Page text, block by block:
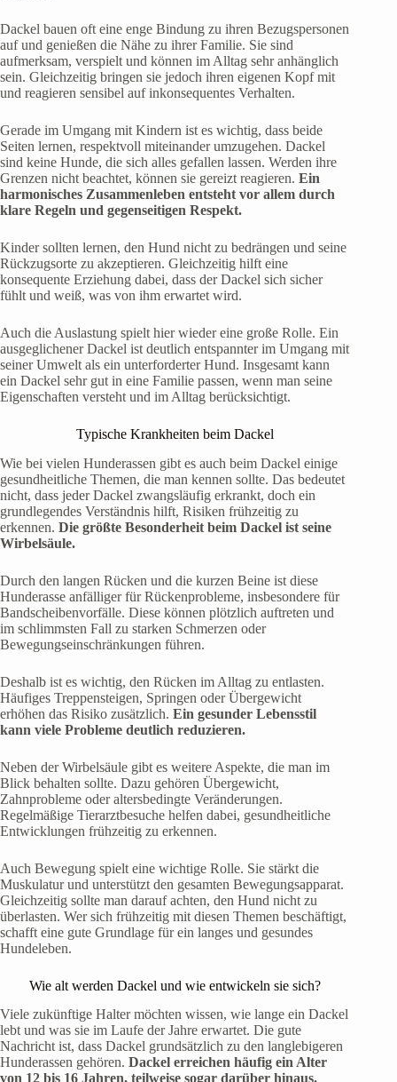
Dackel bauen oft eine enge Bindung zu ihren Bezugspersonen
auf und genießen die Nähe zu ihrer Familie. Sie sind
aufmerksam, verspielt und können im Alltag sehr anhänglich
sein. Gleichzeitig bringen sie jedoch ihren eigenen Kopf mit
und reagieren sensibel auf inkonsequentes Verhalten.
Gerade im Umgang mit Kindern ist es wichtig, dass beide
Seiten lernen, respektvoll miteinander umzugehen. Dackel
sind keine Hunde, die sich alles gefallen lassen. Werden ihre
Grenzen nicht beachtet, können sie gereizt reagieren. Ein
harmonisches Zusammenleben entsteht vor allem durch
klare Regeln und gegenseitigen Respekt.
Kinder sollten lernen, den Hund nicht zu bedrängen und seine
Rückzugsorte zu akzeptieren. Gleichzeitig hilft eine
konsequente Erziehung dabei, dass der Dackel sich sicher
fühlt und weiß, was von ihm erwartet wird.
Auch die Auslastung spielt hier wieder eine große Rolle. Ein
ausgeglichener Dackel ist deutlich entspannter im Umgang mit
seiner Umwelt als ein unterforderter Hund. Insgesamt kann
ein Dackel sehr gut in eine Familie passen, wenn man seine
Eigenschaften versteht und im Alltag berücksichtigt.
Typische Krankheiten beim Dackel
Wie bei vielen Hunderassen gibt es auch beim Dackel einige
gesundheitliche Themen, die man kennen sollte. Das bedeutet
nicht, dass jeder Dackel zwangsläufig erkrankt, doch ein
grundlegendes Verständnis hilft, Risiken frühzeitig zu
erkennen. Die größte Besonderheit beim Dackel ist seine
Wirbelsäule.
Durch den langen Rücken und die kurzen Beine ist diese
Hunderasse anfälliger für Rückenprobleme, insbesondere für
Bandscheibenvorfälle. Diese können plötzlich auftreten und
im schlimmsten Fall zu starken Schmerzen oder
Bewegungseinschränkungen führen.
Deshalb ist es wichtig, den Rücken im Alltag zu entlasten.
Häufiges Treppensteigen, Springen oder Übergewicht
erhöhen das Risiko zusätzlich. Ein gesunder Lebensstil
kann viele Probleme deutlich reduzieren.
Neben der Wirbelsäule gibt es weitere Aspekte, die man im
Blick behalten sollte. Dazu gehören Übergewicht,
Zahnprobleme oder altersbedingte Veränderungen.
Regelmäßige Tierarztbesuche helfen dabei, gesundheitliche
Entwicklungen frühzeitig zu erkennen.
Auch Bewegung spielt eine wichtige Rolle. Sie stärkt die
Muskulatur und unterstützt den gesamten Bewegungsapparat.
Gleichzeitig sollte man darauf achten, den Hund nicht zu
überlasten. Wer sich frühzeitig mit diesen Themen beschäftigt,
schafft eine gute Grundlage für ein langes und gesundes
Hundeleben.
Wie alt werden Dackel und wie entwickeln sie sich?
Viele zukünftige Halter möchten wissen, wie lange ein Dackel
lebt und was sie im Laufe der Jahre erwartet. Die gute
Nachricht ist, dass Dackel grundsätzlich zu den langlebigeren
Hunderassen gehören. Dackel erreichen häufig ein Alter
von 12 bis 16 Jahren, teilweise sogar darüber hinaus.